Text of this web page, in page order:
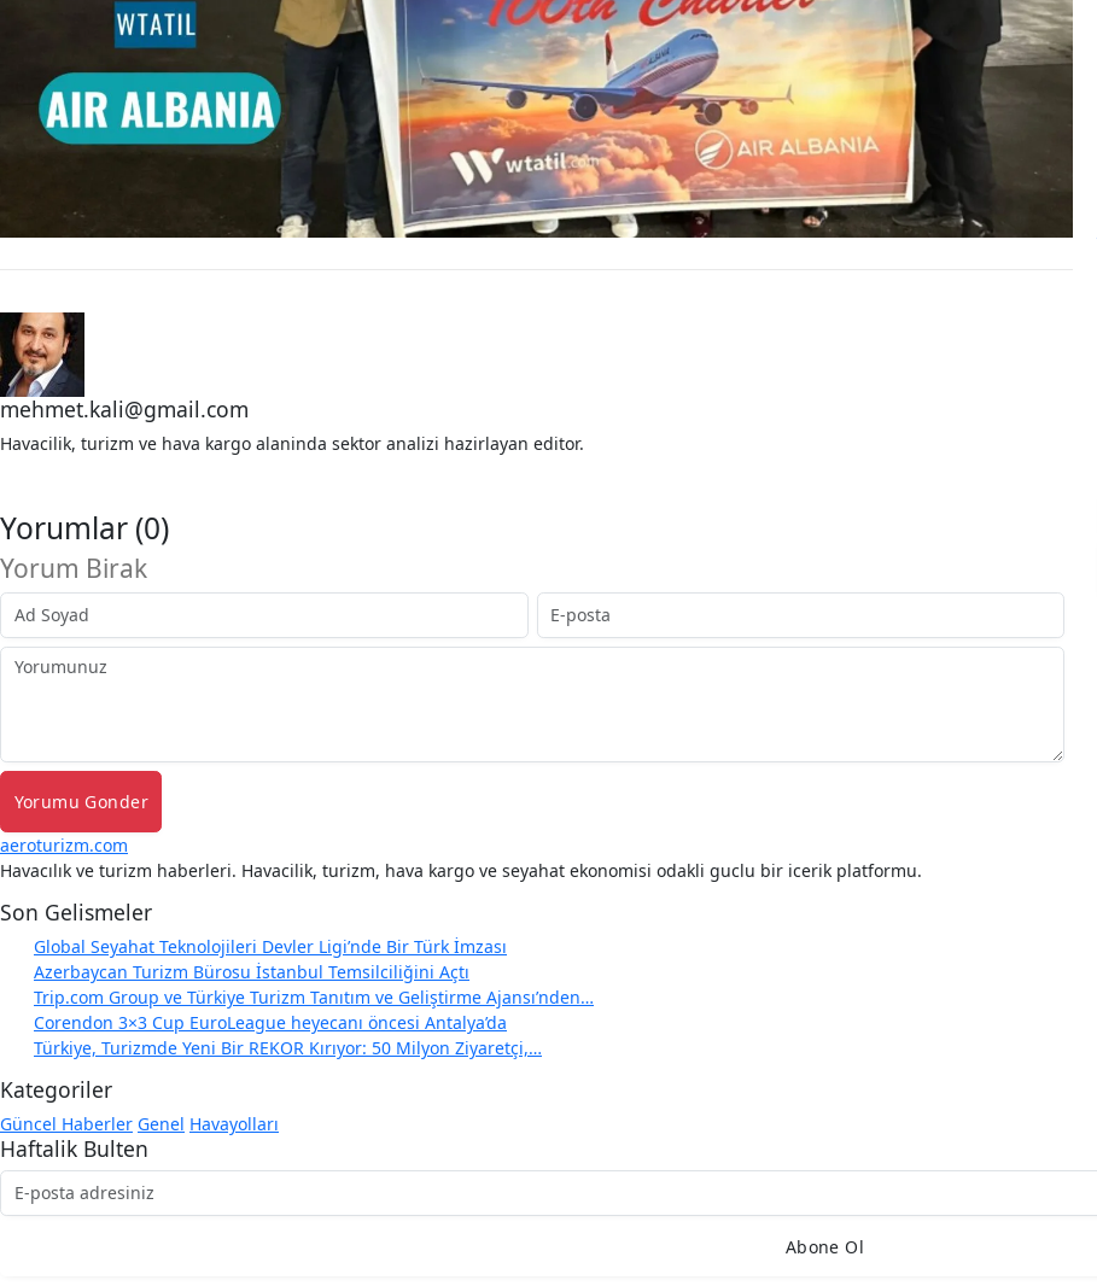
mehmet.kali@gmail.com
Havacilik, turizm ve hava kargo alaninda sektor analizi hazirlayan editor.
Yorumlar (0)
Yorum Birak
Yorumu Gonder
aeroturizm.com
Havacılık ve turizm haberleri. Havacilik, turizm, hava kargo ve seyahat ekonomisi odakli guclu bir icerik platformu.
Son Gelismeler
Global Seyahat Teknolojileri Devler Ligi’nde Bir Türk İmzası
Azerbaycan Turizm Bürosu İstanbul Temsilciliğini Açtı
Trip.com Group ve Türkiye Turizm Tanıtım ve Geliştirme Ajansı’nden…
Corendon 3×3 Cup EuroLeague heyecanı öncesi Antalya’da
Türkiye, Turizmde Yeni Bir REKOR Kırıyor: 50 Milyon Ziyaretçi,…
Kategoriler
Güncel Haberler Genel Havayolları
Haftalik Bulten
Abone Ol